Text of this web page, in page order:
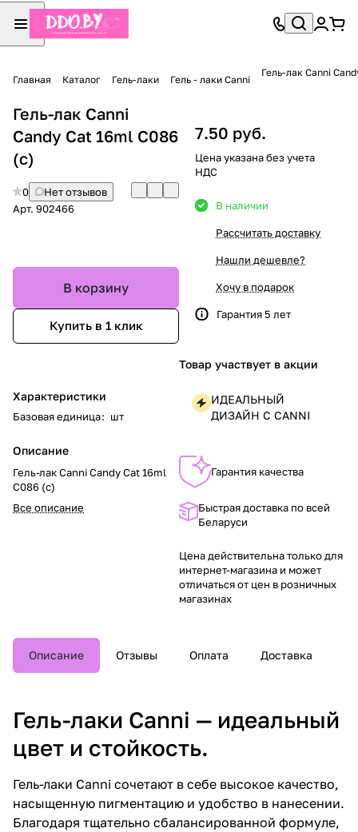
Главная Каталог Гель-лаки Гель - лаки Canni
Гель-лак Canni
Гель-лак Canni
Candy Cat 16ml C086
(с)
0
Нет отзывов
Арт. 902466
В корзину
Купить в 1 клик
Характеристики
Базовая единица: шт
Описание
Гель-лак Canni Candy Cat 16ml
C086 (с)
Все описание
7.50 руб.
Цена указана без учета
НДС
В наличии
Рассчитать доставку
Нашли дешевле?
Хочу в подарок
Гарантия 5 лет
Товар участвует в акции
ИДЕАЛЬНЫЙ
ДИЗАЙН С CANNI
Гарантия качества
Быстрая доставка по всей
Беларуси
Цена действительна только для
интернет-магазина и может
отличаться от цен в розничных
магазинах
Описание Отзывы Оплата Доставка
Гель-лаки Canni — идеальный
цвет и стойкость.
Гель-лаки Canni сочетают в себе высокое качество,
насыщенную пигментацию и удобство в нанесении.
Благодаря тщательно сбалансированной формуле,